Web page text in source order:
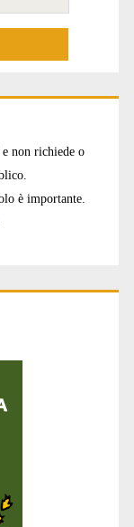
non richiede o
è importante.